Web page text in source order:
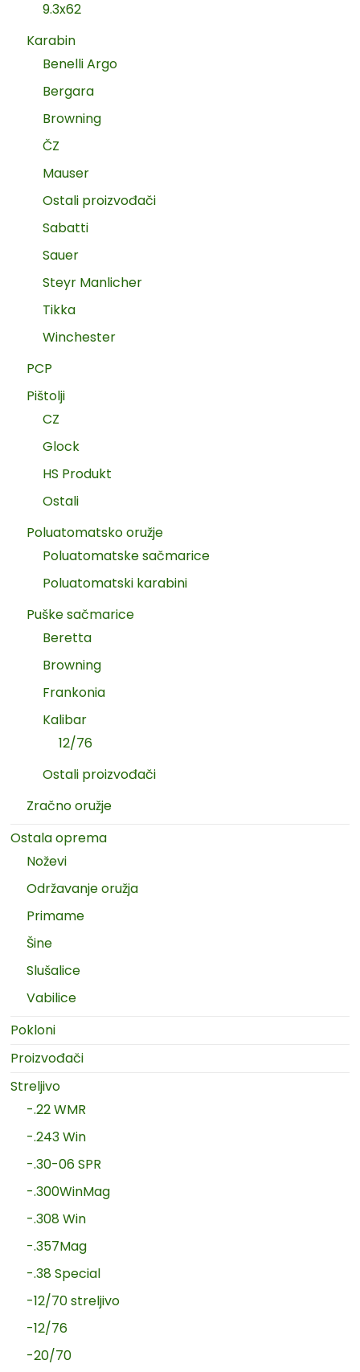
9.3x62
Karabin
Benelli Argo
Bergara
Browning
ČZ
Mauser
Ostali proizvođači
Sabatti
Sauer
Steyr Manlicher
Tikka
Winchester
PCP
Pištolji
CZ
Glock
HS Produkt
Ostali
Poluatomatsko oružje
Poluatomatske sačmarice
Poluatomatski karabini
Puške sačmarice
Beretta
Browning
Frankonia
Kalibar
12/76
Ostali proizvođači
Zračno oružje
Ostala oprema
Noževi
Održavanje oružja
Primame
Šine
Slušalice
Vabilice
Pokloni
Proizvođači
Streljivo
-.22 WMR
-.243 Win
-.30-06 SPR
-.300WinMag
-.308 Win
-.357Mag
-.38 Special
-12/70 streljivo
-12/76
-20/70